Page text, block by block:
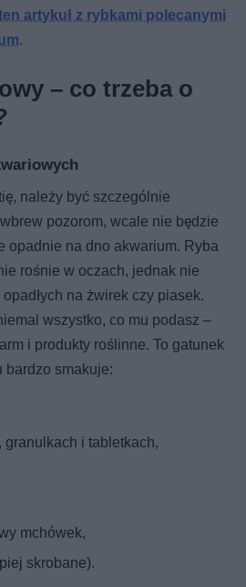
artykuł z rybkami polecanymi
.
– co trzeba o
należy być szczególnie
pozorom, wcale nie będzie
opadnie na dno akwarium. Ryba
rośnie w oczach, jednak nie
na żwirek czy piasek.
wszystko, co mu podasz –
i produkty roślinne. To gatunek
bardzo smakuje:
granulkach i tabletkach,
mchówek,
skrobane).